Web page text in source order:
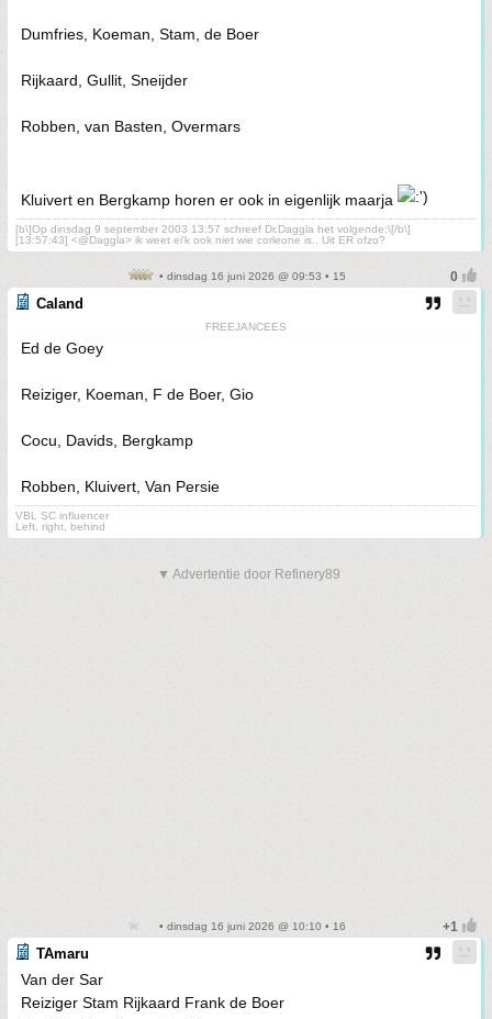
Dumfries, Koeman, Stam, de Boer
Rijkaard, Gullit, Sneijder
Robben, van Basten, Overmars
Kluivert en Bergkamp horen er ook in eigenlijk maarja
[b\]Op dinsdag 9 september 2003 13:57 schreef Dr.Daggla het volgende:\[/b\]
[13:57:43] <@Daggla> ik weet ei'k ook niet wie corleone is.. Uit ER ofzo?
• dinsdag 16 juni 2026 @ 09:53 • 15
Caland
FREEJANCEES
Ed de Goey
Reiziger, Koeman, F de Boer, Gio
Cocu, Davids, Bergkamp
Robben, Kluivert, Van Persie
VBL SC influencer
Left, right, behind
▼ Advertentie door Refinery89
• dinsdag 16 juni 2026 @ 10:10 • 16
TAmaru
Van der Sar
Reiziger Stam Rijkaard Frank de Boer